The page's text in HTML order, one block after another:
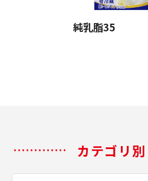
純乳脂35
カテゴリ